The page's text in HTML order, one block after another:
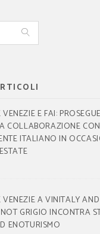
E FAI:
COLLABORAZIONE
ITALIANO IN
A VINITALY
GRIGIO INCONTRA
ENOTURISMO